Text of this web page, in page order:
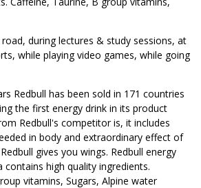
during lectures & study sessions, at
while playing video games, while going
Redbull has been sold in 171 countries
the first energy drink in its product
Redbull's competitor is, it includes
in body and extraordinary effect of
gives you wings. Redbull energy
contains high quality ingredients.
vitamins, Sugars, Alpine water